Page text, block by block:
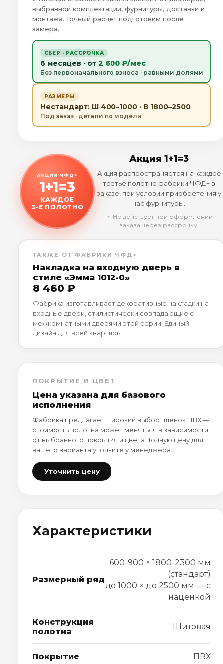
выбранной комплектации, фурнитуры, доставки и
монтажа. Точный расчёт подготовим после
замера.
СБЕР · РАССРОЧКА
6 месяцев · от 2 600 ₽/мес
Без первоначального взноса · равными долями
РАЗМЕРЫ
Нестандарт: Ш 400–1000 · В 1800–2500
Под заказ · детали по модели
АКЦИЯ ЧФД+
1+1=3
КАЖДОЕ
3-Е ПОЛОТНО
Акция 1+1=3
Акция распространяется на каждое
третье полотно фабрики ЧФД+ в
заказе, при условии приобретения у
нас фурнитуры.
﹡ Не действует при оформлении
заказа через рассрочку.
ТАКЖЕ ОТ ФАБРИКИ ЧФД+
Накладка на входную дверь в
стиле «Эмма 1012-0»
8 460 ₽
Фабрика изготавливает декоративные накладки на
входные двери, стилистически совпадающие с
межкомнатными дверями этой серии. Единый
дизайн для всей квартиры.
ПОКРЫТИЕ И ЦВЕТ
Цена указана для базового
исполнения
Фабрика предлагает широкий выбор плёнок ПВХ —
стоимость полотна может меняться в зависимости
от выбранного покрытия и цвета. Точную цену для
вашего варианта уточните у менеджера.
Уточнить цену
Характеристики
Размерный ряд
600-900 × 1800-2300 мм
(стандарт)
до 1000 × до 2500 мм — с
наценкой
Конструкция
полотна
Щитовая
Покрытие ПВХ